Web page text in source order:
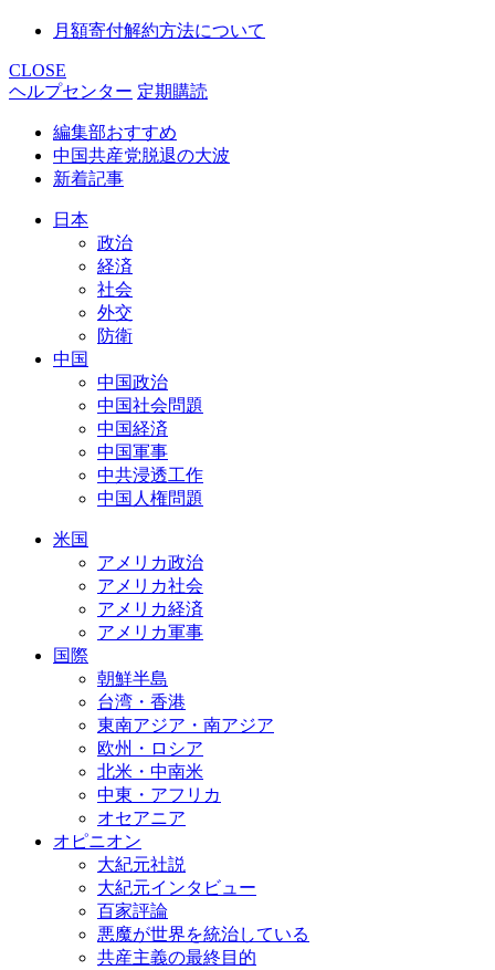
月額寄付解約方法について
CLOSE
ヘルプセンター 定期購読
編集部おすすめ
中国共産党脱退の大波
新着記事
日本
政治
経済
社会
外交
防衛
中国
中国政治
中国社会問題
中国経済
中国軍事
中共浸透工作
中国人権問題
米国
アメリカ政治
アメリカ社会
アメリカ経済
アメリカ軍事
国際
朝鮮半島
台湾・香港
東南アジア・南アジア
欧州・ロシア
北米・中南米
中東・アフリカ
オセアニア
オピニオン
大紀元社説
大紀元インタビュー
百家評論
悪魔が世界を統治している
共産主義の最終目的